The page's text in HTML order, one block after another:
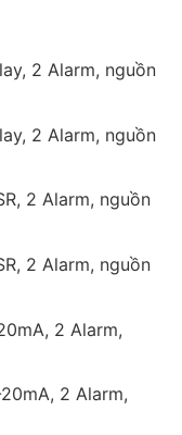
2 Alarm, nguồn
2 Alarm, nguồn
2 Alarm, nguồn
2 Alarm, nguồn
2 Alarm,
2 Alarm,